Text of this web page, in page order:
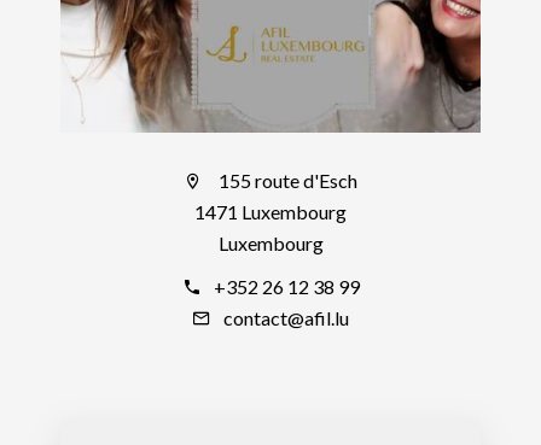
155 route d'Esch
1471 Luxembourg
Luxembourg
+352 26 12 38 99
contact@afil.lu